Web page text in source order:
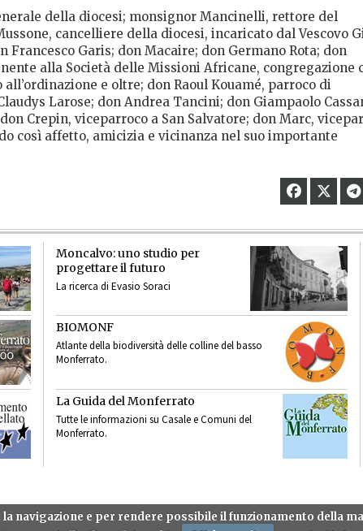
della diocesi; monsignor Mancinelli, rettore del
cancelliere della diocesi, incaricato dal Vescovo
Francesco Garis; don Macaire; don Germano Rota; don
alla Società delle Missioni Africane, congregazione
e oltre; don Raoul Kouamé, parroco di
Larose; don Andrea Tancini; don Giampaolo
Crepin, viceparroco a San Salvatore; don Marc,
così affetto, amicizia e vicinanza nel suo importante
Moncalvo: uno studio per
progettare il futuro
La ricerca di Evasio Soraci
BIOMONF
Atlante della biodiversità delle colline del basso
Monferrato.
La Guida del Monferrato
Tutte le informazioni su Casale e Comuni del
Monferrato.
navigazione e per rendere possibile il funzionamento della